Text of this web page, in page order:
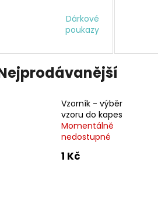
Dárkové
poukazy
Vzorník - výběr
vzoru do kapes
Momentálně
nedostupné
1 Kč